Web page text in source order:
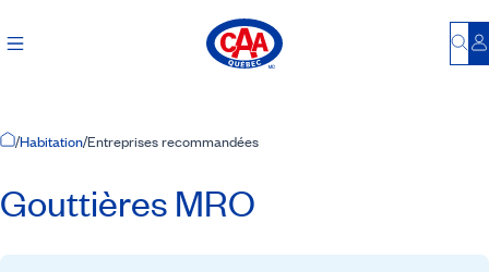
Accueil
/Habitation/Entreprises recommandées
Gouttières MRO